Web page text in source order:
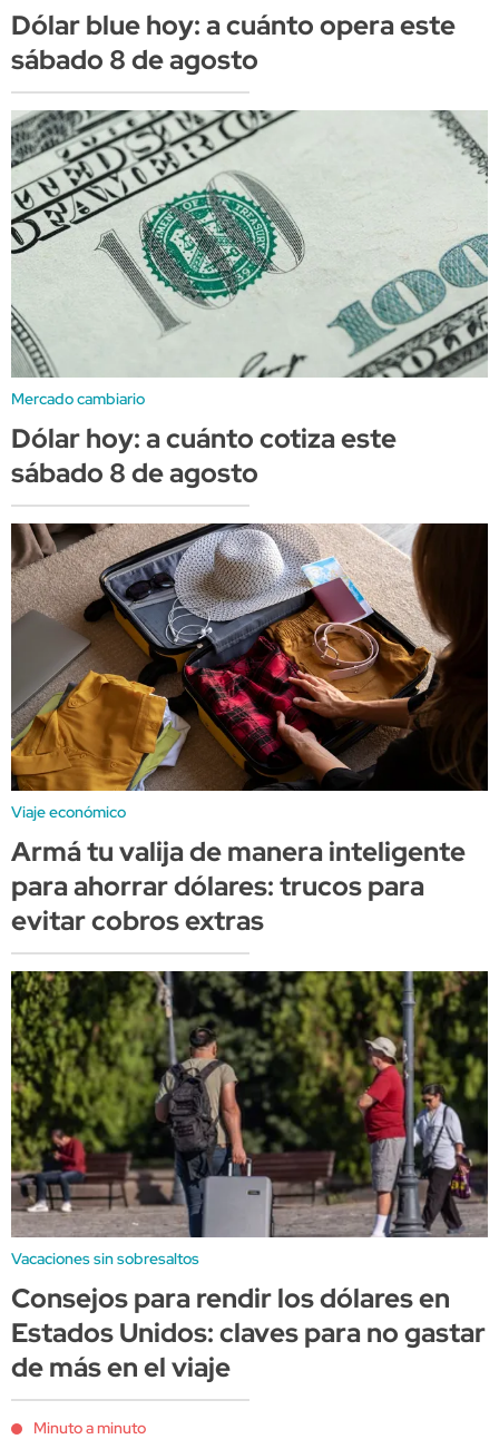
Dólar blue hoy: a cuánto opera este
sábado 8 de agosto
Mercado cambiario
Dólar hoy: a cuánto cotiza este
sábado 8 de agosto
Viaje económico
Armá tu valija de manera inteligente
para ahorrar dólares: trucos para
evitar cobros extras
Vacaciones sin sobresaltos
Consejos para rendir los dólares en
Estados Unidos: claves para no gastar
de más en el viaje
Minuto a minuto